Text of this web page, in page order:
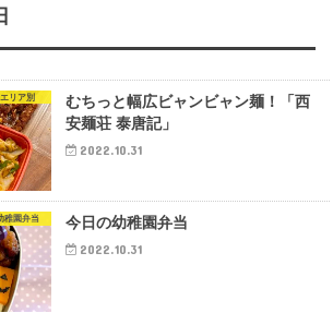
エリア別
むちっと幅広ビャンビャン麺！「西
安麺荘 泰唐記」
2022.10.31
稚園弁当 今日の幼稚園弁当
2022.10.31